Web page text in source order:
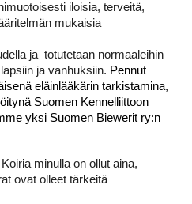
iloisia, terveitä,
mukaisia
ja totutetaan normaaleihin
ja vanhuksiin. Pennut
eläinlääkärin tarkistamina,
Suomen Kennelliittoon
yksi Suomen Biewerit ry:n
minulla on ollut aina,
ovat olleet tärkeitä